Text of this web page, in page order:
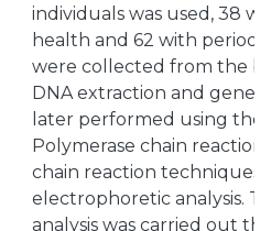
individuals was used, 38
health and 62 with
were collected from the
DNA extraction and
later performed using the
Polymerase chain reaction
chain reaction
electrophoretic analysis.
analysis was carried out